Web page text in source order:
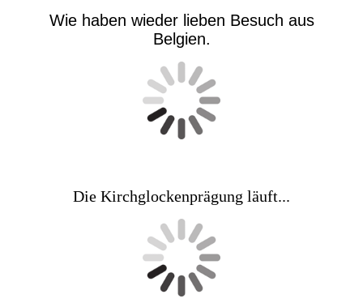
Wie haben wieder lieben Besuch aus
Belgien.
Die Kirchglockenprägung läuft...